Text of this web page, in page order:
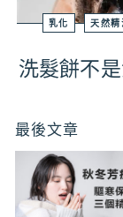
乳化 天然精
洗髮餅不
最後文章